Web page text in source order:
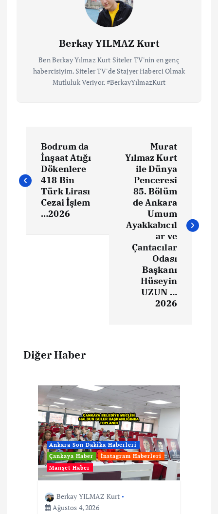
Berkay YILMAZ Kurt
Ben Berkay Yılmaz Kurt Siteler TV'nin en genç
habercisiyim. Siteler TV'de Stajyer Haberci Olmak
Mutluluk Veriyor. #BerkayYılmazKurt
Bodrum da
İnşaat Atığı
Dökenlere
418 Bin
Türk Lirası
Cezai İşlem
…2026
Murat
Yılmaz Kurt
ile Dünya
Penceresi
85. Bölüm
de Ankara
Umum
Ayakkabıcıl
ar ve
Çantacılar
Odası
Başkanı
Hüseyin
UZUN …
2026
Diğer Haber
Ankara Son Dakika Haberleri
Çankaya Haber
İnstagram Haberleri
Manşet Haber
Berkay YILMAZ Kurt
Ağustos 4, 2026